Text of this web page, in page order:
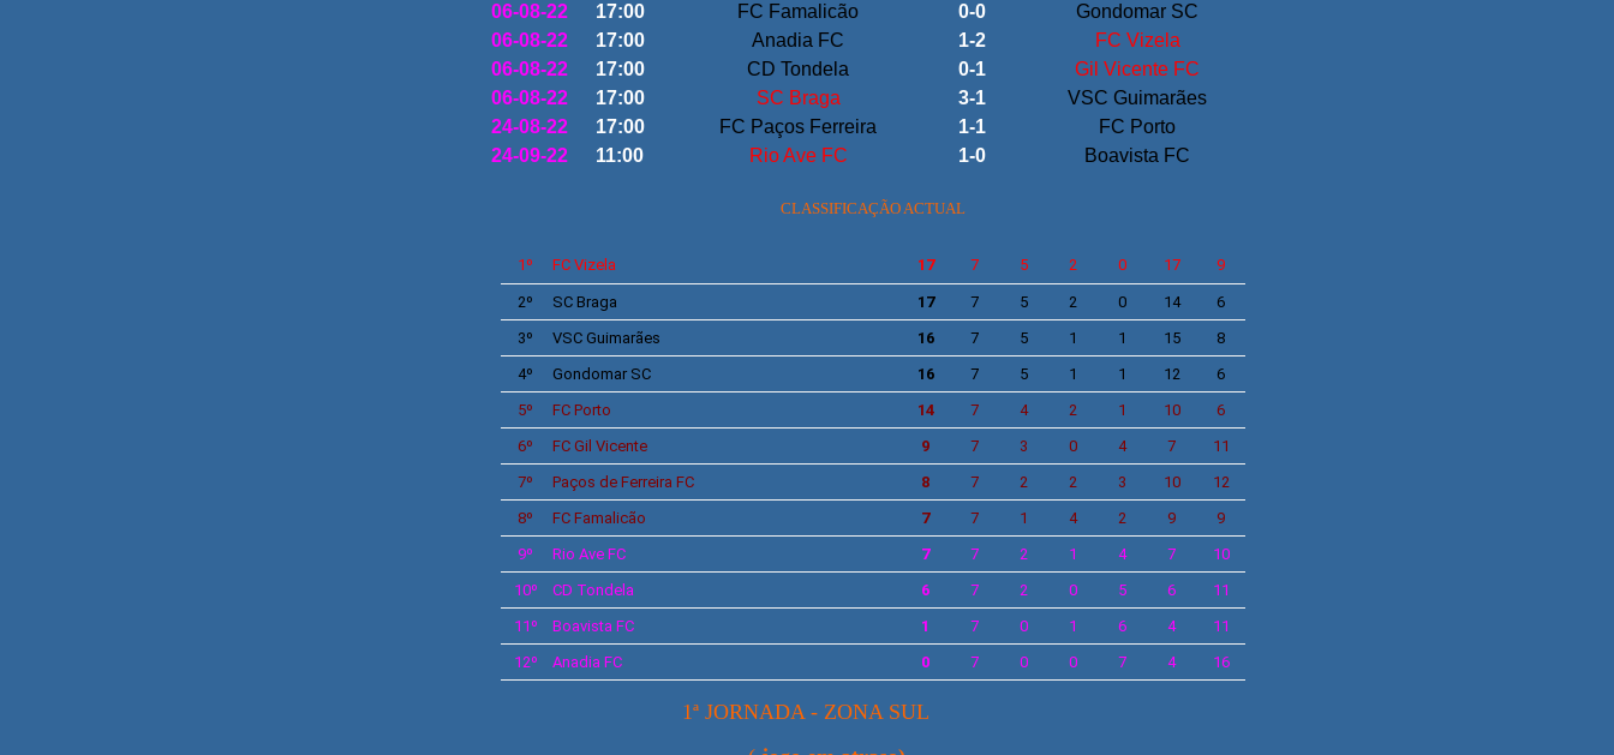
06-08-22
17:00 FC Famalicão 0-0
Gondomar SC
06-08-22
17:00 Anadia FC 1-2
FC Vizela
06-08-22
17:00 CD Tondela 0-1
Gil Vicente FC
06-08-22
17:00 SC Braga 3-1
VSC Guimarães
24-08-22
17:00 FC Paços Ferreira 1-1
FC Porto
24-09-22
11:00 Rio Ave FC 1-0 Boavista FC
CLASSIFICAÇÃO ACTUAL
1º FC Vizela 17 7 5 2 0 17 9
2º SC Braga 17 7 5 2 0 14
6
3º
VSC Guimarães 16 7 5 1 1 15
8
4º
Gondomar SC 16 7 5 1 1 12
6
5º
FC Porto 14 7 4 2 1 10
6
6º
FC Gil Vicente 9 7 3 0 4 7
11
7º
Paços de Ferreira FC 8 7 2 2 3 10
12
8º
FC Famalicão 7 7 1 4 2 9
9
9º
Rio Ave FC 7 7 2 1 4 7
10
10º
CD Tondela 6 7 2 0 5 6
11
11º
Boavista FC 1 7 0 1 6 4
11
12º
Anadia FC 0 7 0 0 7 4 16
1ª JORNADA - ZONA SUL